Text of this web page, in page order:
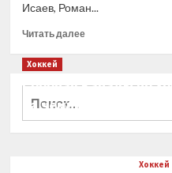
Исаев, Роман...
Читать далееПрочитать
Пулккинена,
Хоккей
Сборная Канады по
на чемпионат мира
Хоккей